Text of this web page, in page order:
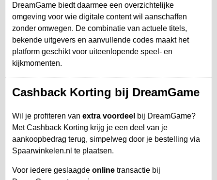
DreamGame biedt daarmee een overzichtelijke
omgeving voor wie digitale content wil aanschaffen
zonder omwegen. De combinatie van actuele titels,
bekende uitgevers en aanvullende codes maakt het
platform geschikt voor uiteenlopende speel- en
kijkmomenten.
Cashback Korting bij DreamGame
Wil je profiteren van extra voordeel bij DreamGame?
Met Cashback Korting krijg je een deel van je
aankoopbedrag terug, simpelweg door je bestelling via
Spaarwinkelen.nl te plaatsen.
Voor iedere geslaagde online transactie bij